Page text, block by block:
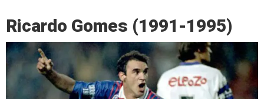
Ricardo Gomes (1991-1995)